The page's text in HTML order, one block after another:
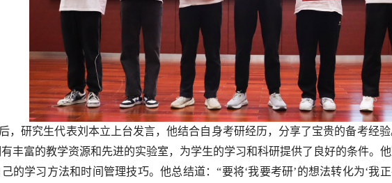
，研究生代表刘本立上台发言，他结合自身考研经历，分享了宝贵的备考经
丰富的教学资源和先进的实验室，为学生的学习和科研提供了良好的条件。
的学习方法和时间管理技巧。他总结道：“要将‘我要考研’的想法转化为‘我